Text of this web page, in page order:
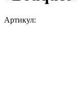
Артикул: